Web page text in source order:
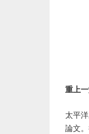
重上
太平
論文